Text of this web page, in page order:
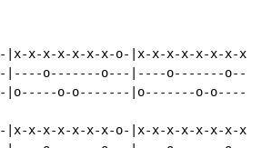
|x-x-x-x-x-x-x-o-|x-x-x-x-x-x-x-
|----o-------o---|----o-------
|o-----o-o-------|o-------o-
|x-x-x-x-x-x-x-o-|x-x-x-x-x-x-x-